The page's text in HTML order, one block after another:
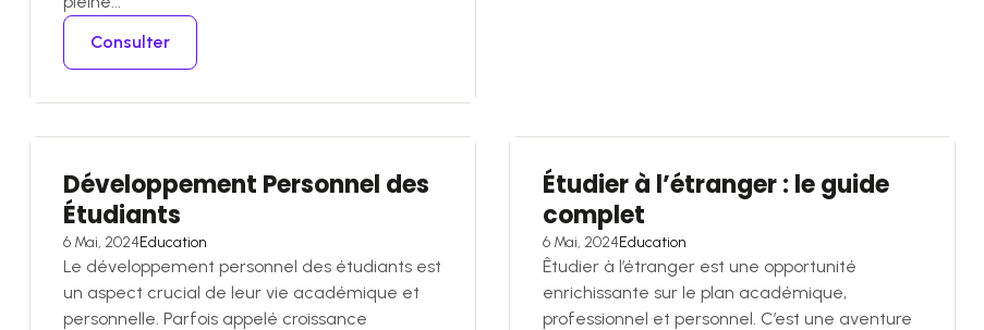
Consulter
Développement Personnel des
Étudiants
6 Mai, 2024Education
Le développement personnel des étudiants est
un aspect crucial de leur vie académique et
personnelle. Parfois appelé croissance
Étudier à l’étranger : le guide
complet
6 Mai, 2024Education
Êtudier à l’étranger est une opportunité
enrichissante sur le plan académique,
professionnel et personnel. C’est une aventure